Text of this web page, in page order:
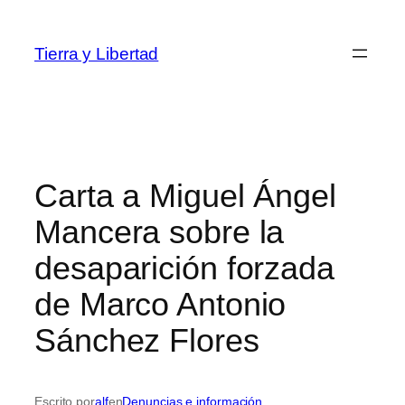
contenido
Tierra y Libertad
Carta a Miguel Ángel
Mancera sobre la
desaparición forzada
de Marco Antonio
Sánchez Flores
Escrito poralfenDenuncias e información